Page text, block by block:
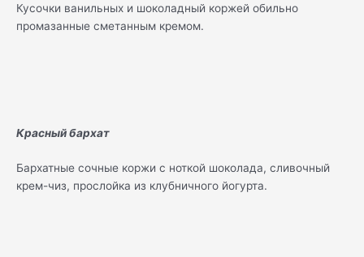
Кусочки ванильных и шоколадный коржей обильно
промазанные сметанным кремом.
Красный бархат
Бархатные сочные коржи с ноткой шоколада, сливочный
крем-чиз, прослойка из клубничного йогурта.